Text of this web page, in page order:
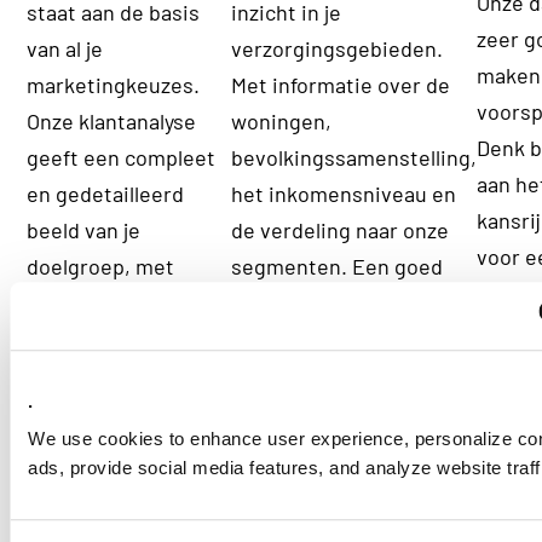
.
We use cookies to enhance user experience, personalize
ads, provide social media features, and analyze website
staat aan de basis
van al je
marketingkeuzes.
Onze klantanalyse
geeft een compleet
en gedetailleerd
beeld van je
doelgroep, met
huishouden; onder
andere het
woningtype, de
gezinssamenstelling,
inzicht in je
verzorgingsgebieden.
Met informatie over de
woningen,
bevolkingssamenstelling,
het inkomensniveau en
de verdeling naar onze
segmenten. Een goed
maakt een eerlijke
vergelijking van
vestigingen mogelijk,
zeer
Denk
aan
voor
door